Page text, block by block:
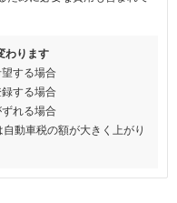
わります
する場合
する場合
れる場合
動車税の額が大きく上がり